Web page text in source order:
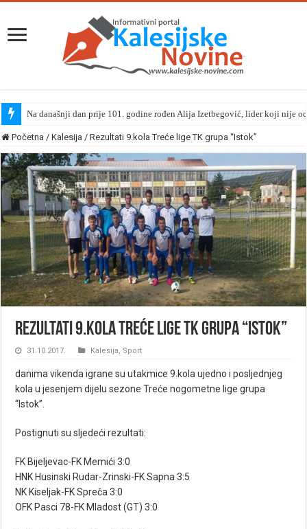
Na današnji dan prije 101. godine rođen Alija Izetbegović, lider koji nije
Početna / Kalesija / Rezultati 9.kola Treće lige TK grupa “Istok”
Rezultati 9.kola Treće lige TK grupa “Istok”
31.10.2017. Kalesija, Sport
danima vikenda igrane su utakmice 9.kola ujedno i posljednjeg
kola u jesenjem dijelu sezone Treće nogometne lige grupa
“Istok”.
Postignuti su sljedeći rezultati:
FK Bijeljevac-FK Memići 3:0
HNK Husinski Rudar-Zrinski-FK Sapna 3:5
NK Kiseljak-FK Spreča 3:0
OFK Pasci 78-FK Mladost (GT) 3:0